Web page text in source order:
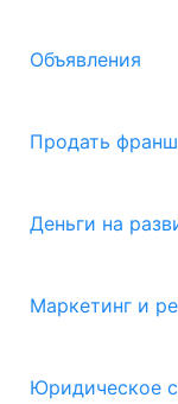
Объявления
Продать
Деньги на
Маркетинг и
Юридическое